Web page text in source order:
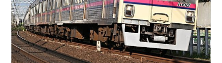
ったが、後に撤去されている。
当初は前面は銀色であったが、後に白に変更されて
いる。
帯色は赤であったが、現在は青と赤のコーポレート
カラー(8000系と同じ)に変更されている。